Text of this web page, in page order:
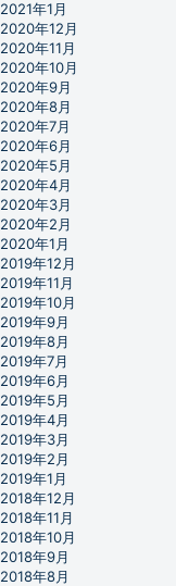
2021年1月
2020年12月
2020年11月
2020年10月
2020年9月
2020年8月
2020年7月
2020年6月
2020年5月
2020年4月
2020年3月
2020年2月
2020年1月
2019年12月
2019年11月
2019年10月
2019年9月
2019年8月
2019年7月
2019年6月
2019年5月
2019年4月
2019年3月
2019年2月
2019年1月
2018年12月
2018年11月
2018年10月
2018年9月
2018年8月